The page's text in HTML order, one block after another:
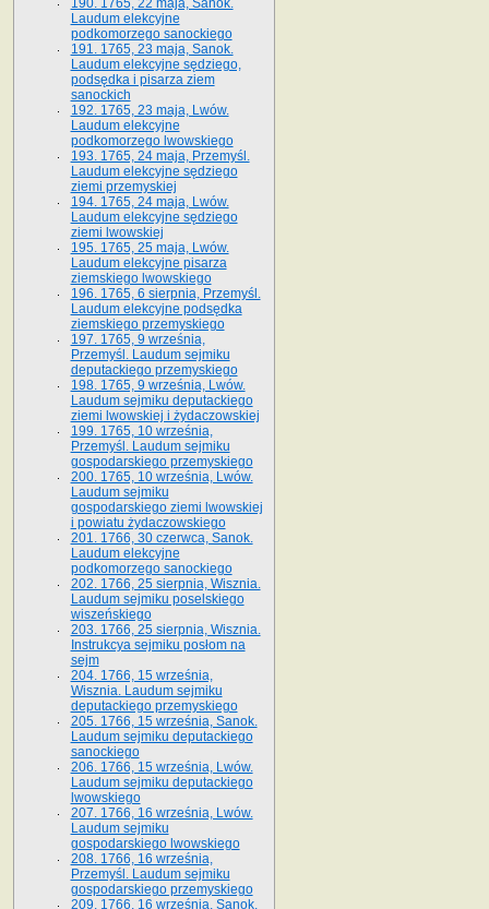
190. 1765, 22 maja, Sanok.
Laudum elekcyjne
podkomorzego sanockiego
191. 1765, 23 maja, Sanok.
Laudum elekcyjne sędziego,
podsędka i pisarza ziem
sanockich
192. 1765, 23 maja, Lwów.
Laudum elekcyjne
podkomorzego lwowskiego
193. 1765, 24 maja, Przemyśl.
Laudum elekcyjne sędziego
ziemi przemyskiej
194. 1765, 24 maja, Lwów.
Laudum elekcyjne sędziego
ziemi lwowskiej
195. 1765, 25 maja, Lwów.
Laudum elekcyjne pisarza
ziemskiego lwowskiego
196. 1765, 6 sierpnia, Przemyśl.
Laudum elekcyjne podsędka
ziemskiego przemyskiego
197. 1765, 9 września,
Przemyśl. Laudum sejmiku
deputackiego przemyskiego
198. 1765, 9 września, Lwów.
Laudum sejmiku deputackiego
ziemi lwowskiej i żydaczowskiej
199. 1765, 10 września,
Przemyśl. Laudum sejmiku
gospodarskiego przemyskiego
200. 1765, 10 września, Lwów.
Laudum sejmiku
gospodarskiego ziemi lwowskiej
i powiatu żydaczowskiego
201. 1766, 30 czerwca, Sanok.
Laudum elekcyjne
podkomorzego sanockiego
202. 1766, 25 sierpnia, Wisznia.
Laudum sejmiku poselskiego
wiszeńskiego
203. 1766, 25 sierpnia, Wisznia.
Instrukcya sejmiku posłom na
sejm
204. 1766, 15 września,
Wisznia. Laudum sejmiku
deputackiego przemyskiego
205. 1766, 15 września, Sanok.
Laudum sejmiku deputackiego
sanockiego
206. 1766, 15 września, Lwów.
Laudum sejmiku deputackiego
lwowskiego
207. 1766, 16 września, Lwów.
Laudum sejmiku
gospodarskiego lwowskiego
208. 1766, 16 września,
Przemyśl. Laudum sejmiku
gospodarskiego przemyskiego
209. 1766, 16 września, Sanok.